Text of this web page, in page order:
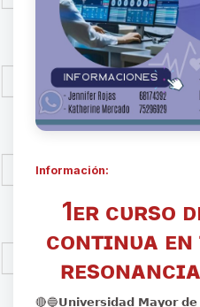
Información:
1ᴇʀ ᴄᴜʀsᴏ
ᴄᴏɴᴛɪɴᴜᴀ ᴇɴ
🔴🔵𝗨𝗻𝗶𝘃𝗲𝗿𝘀𝗶𝗱𝗮𝗱 𝗠𝗮𝘆𝗼𝗿